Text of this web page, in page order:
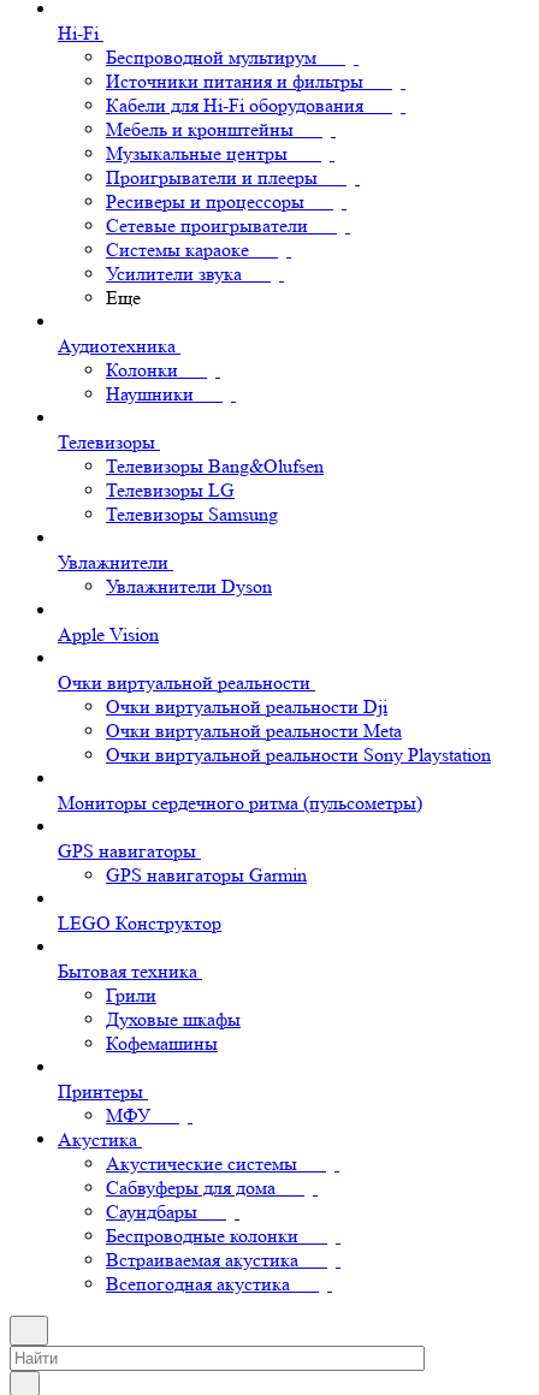
Hi-Fi
Беспроводной мультирум
Источники питания и фильтры
Кабели для Hi-Fi оборудования
Мебель и кронштейны
Музыкальные центры
Проигрыватели и плееры
Ресиверы и процессоры
Сетевые проигрыватели
Системы караоке
Усилители звука
Еще
Аудиотехника
Колонки
Наушники
Телевизоры
Телевизоры Bang&Olufsen
Телевизоры LG
Телевизоры Samsung
Увлажнители
Увлажнители Dyson
Apple Vision
Очки виртуальной реальности
Очки виртуальной реальности Dji
Очки виртуальной реальности Meta
Очки виртуальной реальности Sony Playstation
Мониторы сердечного ритма (пульсометры)
GPS навигаторы
GPS навигаторы Garmin
LEGO Конструктор
Бытовая техника
Грили
Духовые шкафы
Кофемашины
Принтеры
МФУ
Акустика
Акустические системы
Сабвуферы для дома
Саундбары
Беспроводные колонки
Встраиваемая акустика
Всепогодная акустика